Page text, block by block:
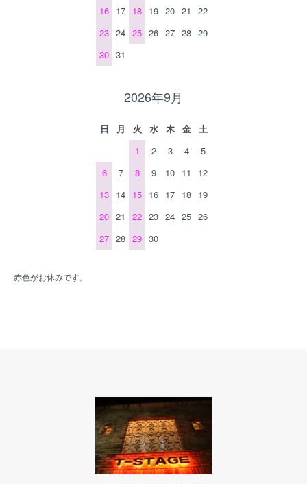
16 17 18 19 20 21
22
23 24 25 26 27 28 29
30 31
2026年9月
日 月 火 水 木 金
土
1
2 3 4
5
6
7 8 9 10 11
12
13 14 15 16 17 18 19
20 21 22 23 24 25 26
27 28 29 30
赤色がお休みです。